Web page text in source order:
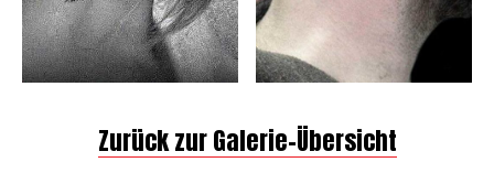
Zurück zur Galerie-Übersicht